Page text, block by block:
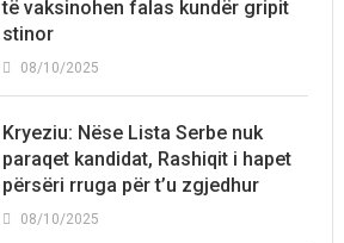
të vaksinohen falas kundër gripit
stinor
08/10/2025
Kryeziu: Nëse Lista Serbe nuk
paraqet kandidat, Rashiqit i hapet
përsëri rruga për t’u zgjedhur
08/10/2025